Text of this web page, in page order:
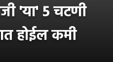
'या' 5 चटणी
होईल कमी